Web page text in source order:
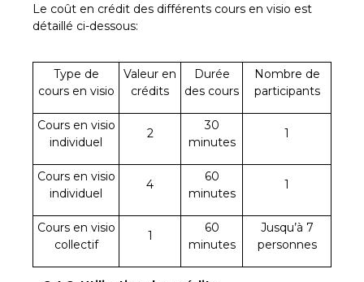
Le coût en crédit des différents cours en visio est
détaillé ci-dessous:
Type de
cours en visio
Valeur en
crédits
Durée
des cours
Nombre de
participants
Cours en visio
individuel
2
30
minutes
1
Cours en visio
individuel
4
60
minutes
1
Cours en visio
collectif
1
60
minutes
Jusqu’à 7
personnes